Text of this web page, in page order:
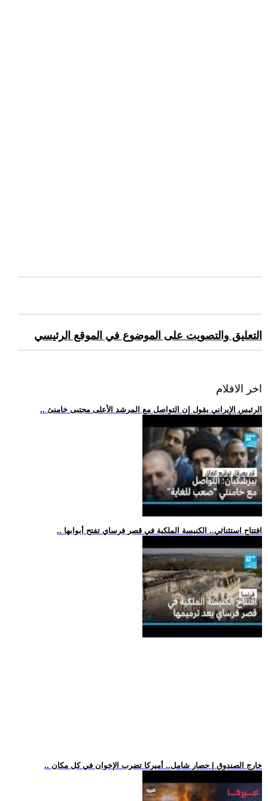
التعليق والتصويت على الموضوع في الموقع الرئيسي
اخر الافلام
.. الرئيس الإيراني يقول إن التواصل مع المرشد الأعلى مجتبى خامنئ
.. افتتاح استثنائي.. الكنيسة الملكية في قصر فرساي تفتح أبوابها
.. خارج الصندوق | حصار شامل.. أميركا تضرب الإخوان في كل مكان